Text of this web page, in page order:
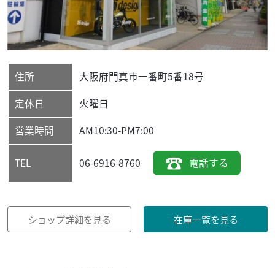
住所 大阪府門真市一番町5番18号
定休日
火曜日
営業時間
AM10:30-PM7:00
TEL 06-6916-8760 電話する
ショップ詳細を見る 在庫一覧を見る